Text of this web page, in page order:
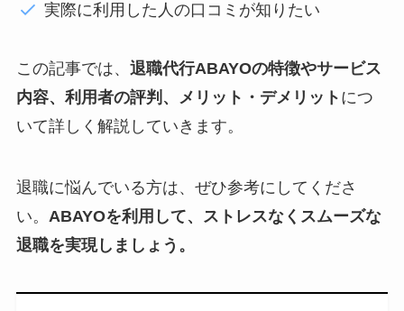
実際に利用した人の口コミが知りたい
この記事では、 退職代行ABAYOの特徴やサービス
内容、利用者の評判、メリット・デメリット につ
いて詳しく解説していきます。
退職に悩んでいる方は、ぜひ参考にしてくださ
い。 ABAYOを利用して、ストレスなくスムーズな
退職を実現しましょう。